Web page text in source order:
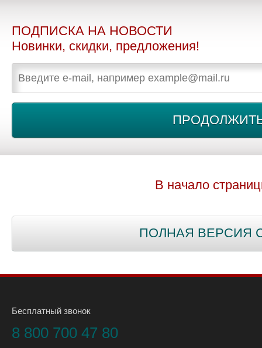
ПОДПИСКА НА НОВОСТИ
Новинки, скидки, предложения!
В начало
ПОЛНАЯ ВЕРСИЯ
Бесплатный звонок
8 800 700 47 80